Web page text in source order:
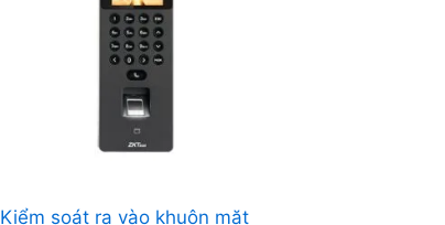
Kiểm soát ra vào khuôn mặt